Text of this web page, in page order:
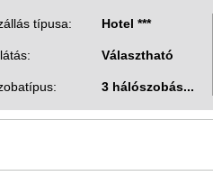
típusa: Hotel ***
Választható
3 hálószobás...